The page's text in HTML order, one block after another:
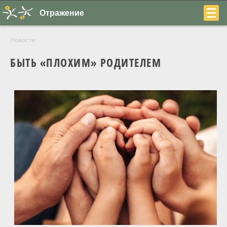
(831)
О центре
Отражение
Новости
БЫТЬ «ПЛОХИМ» РОДИТЕЛЕМ